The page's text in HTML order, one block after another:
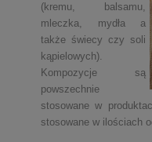
(kremu, balsamu,
mleczka, mydła a
także świecy czy soli
kąpielowych).
Kompozycje są
powszechnie
stosowane w
stosowane w ilościach